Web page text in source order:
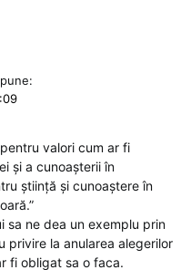
valori cum ar fi
și a cunoașterii în
știință și cunoaștere în
sa ne dea un exemplu prin
privire la anularea alegerilor
fi obligat sa o faca.